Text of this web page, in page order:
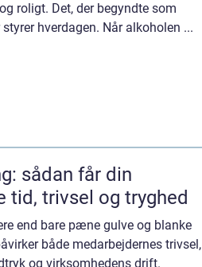
roligt. Det, der begyndte som
hverdagen. Når alkoholen ...
sådan får din
tid, trivsel og tryghed
end bare pæne gulve og blanke
både medarbejdernes trivsel,
og virksomhedens drift.